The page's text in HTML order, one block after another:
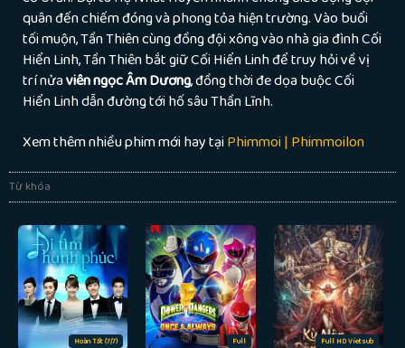
quân đến chiếm đóng và phong tỏa hiện trường. Vào buổi
tối muộn, Tần Thiên cùng đồng đội xông vào nhà gia đình Cối
Hiển Linh, Tần Thiên bắt giữ Cối Hiển Linh để truy hỏi về vị
trí nửaviên ngọc Âm Dương, đồng thời đe dọa buộc Cối
Hiển Linh dẫn đường tới hố sâu Thần Lĩnh.
Xem thêm nhiều phim mới hay tạiPhimmoi | Phimmoilon
Từ khóa
Hoàn Tất (7/7) Full Full HD Vietsub